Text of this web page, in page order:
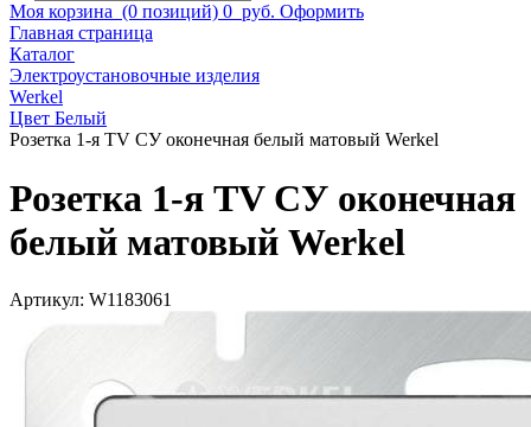
Моя корзина (0 позиций) 0 руб. Оформить
Главная страница
Каталог
Электроустановочные изделия
Werkel
Цвет Белый
Розетка 1-я TV СУ оконечная белый матовый Werkel
Розетка 1-я TV СУ оконечная
белый матовый Werkel
Артикул: W1183061